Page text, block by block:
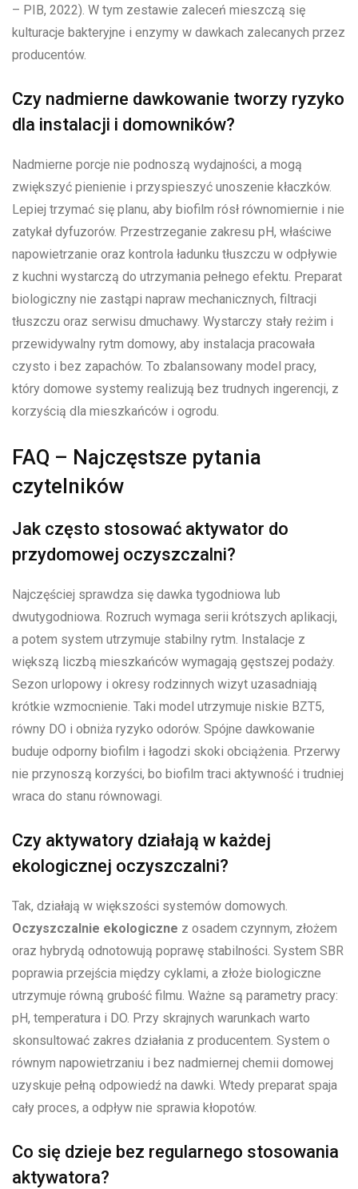
– PIB, 2022). W tym zestawie zaleceń mieszczą się
kulturacje bakteryjne i enzymy w dawkach zalecanych przez
producentów.
Czy nadmierne dawkowanie tworzy ryzyko
dla instalacji i domowników?
Nadmierne porcje nie podnoszą wydajności, a mogą
zwiększyć pienienie i przyspieszyć unoszenie kłaczków.
Lepiej trzymać się planu, aby biofilm rósł równomiernie i nie
zatykał dyfuzorów. Przestrzeganie zakresu pH, właściwe
napowietrzanie oraz kontrola ładunku tłuszczu w odpływie
z kuchni wystarczą do utrzymania pełnego efektu. Preparat
biologiczny nie zastąpi napraw mechanicznych, filtracji
tłuszczu oraz serwisu dmuchawy. Wystarczy stały reżim i
przewidywalny rytm domowy, aby instalacja pracowała
czysto i bez zapachów. To zbalansowany model pracy,
który domowe systemy realizują bez trudnych ingerencji, z
korzyścią dla mieszkańców i ogrodu.
FAQ – Najczęstsze pytania
czytelników
Jak często stosować aktywator do
przydomowej oczyszczalni?
Najczęściej sprawdza się dawka tygodniowa lub
dwutygodniowa. Rozruch wymaga serii krótszych aplikacji,
a potem system utrzymuje stabilny rytm. Instalacje z
większą liczbą mieszkańców wymagają gęstszej podaży.
Sezon urlopowy i okresy rodzinnych wizyt uzasadniają
krótkie wzmocnienie. Taki model utrzymuje niskie BZT5,
równy DO i obniża ryzyko odorów. Spójne dawkowanie
buduje odporny biofilm i łagodzi skoki obciążenia. Przerwy
nie przynoszą korzyści, bo biofilm traci aktywność i trudniej
wraca do stanu równowagi.
Czy aktywatory działają w każdej
ekologicznej oczyszczalni?
Tak, działają w większości systemów domowych.
Oczyszczalnie ekologiczne z osadem czynnym, złożem
oraz hybrydą odnotowują poprawę stabilności. System SBR
poprawia przejścia między cyklami, a złoże biologiczne
utrzymuje równą grubość filmu. Ważne są parametry pracy:
pH, temperatura i DO. Przy skrajnych warunkach warto
skonsultować zakres działania z producentem. System o
równym napowietrzaniu i bez nadmiernej chemii domowej
uzyskuje pełną odpowiedź na dawki. Wtedy preparat spaja
cały proces, a odpływ nie sprawia kłopotów.
Co się dzieje bez regularnego stosowania
aktywatora?